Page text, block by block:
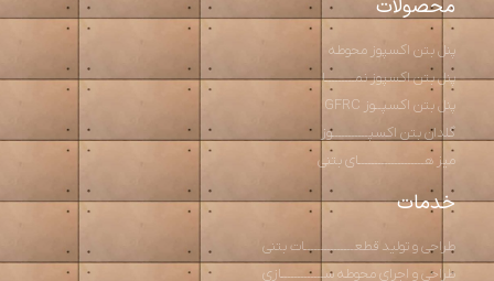
محصولات
پنل بتن اکسپوز محوطه
پنل بتن اکسپوز نمـــــــــا
پنل بتن اکسپــوز GFRC
گلدان بتن اکسپـــــــــــوز
میز هــــــــــــــــــــای بتنی
خدمات
طراحی و تولید قطعـــــــــــــــات بتنی
طراحی و اجرای محوطه ســـــــــــــازی